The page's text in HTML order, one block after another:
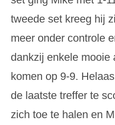
tweede set kreeg hij
meer onder controle
dankzij enkele mooie
komen op 9-9.
de laatste treffer te
zich toe te halen en